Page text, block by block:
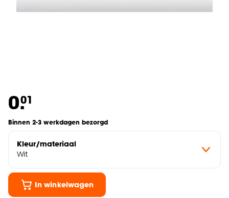
0.01
Binnen 2-3 werkdagen bezorgd
Kleur/materiaal
Wit
In winkelwagen